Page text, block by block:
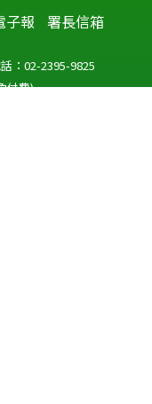
子報 署長信箱
：02-2395-9825
付費)